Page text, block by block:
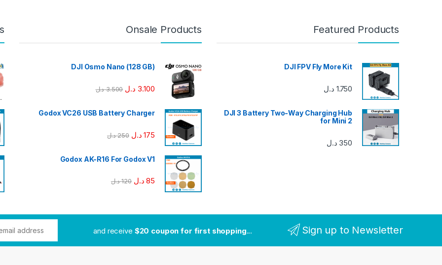
Featured Products
DJI FPV Fly More Kit
1.750 د.ل
DJI 3 Battery Two-Way Charging Hub
for Mini 2
350 د.ل
Onsale Products
DJI Osmo Nano (128 GB)
3.100 د.ل 3.500 د.ل
Godox VC26 USB Battery Charger
175 د.ل 250 د.ل
Godox AK-R16 For Godox V1
85 د.ل 120 د.ل
Sign up to Newsletter
...and receive
$20 coupon for first shopping